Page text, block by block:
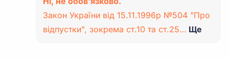
Закон України від 15.11.1996р №504 "Про
відпустки", зокрема ст.10 та ст.25… Ще